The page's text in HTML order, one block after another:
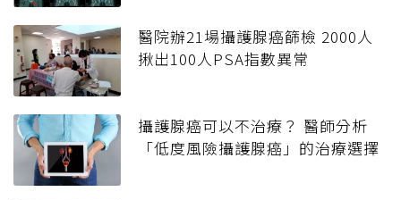
醫院辦21場攝護腺癌篩檢 2000人
揪出100人PSA指數異常
攝護腺癌可以不治療？ 醫師分析
「低度風險攝護腺癌」的治療選擇